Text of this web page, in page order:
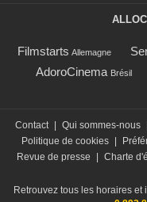
Filmstarts Allemagne
AdoroCinema Brésil
Contact Qui sommes-nous
Politique de cookies
Revue de presse
Charte
Retrouvez tous les horaires